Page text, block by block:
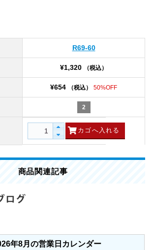
R69-60
¥1,320 （税込）
¥654 （税込） 50%OFF
2
商品関連記事
年8月の営業日カレンダー